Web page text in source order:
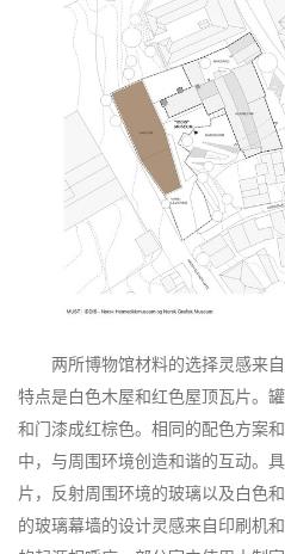
两所博物馆材料的选择灵感来自
特点是白色木屋和红色屋顶瓦片。
和门漆成红棕色。相同的配色方案
中，与周围环境创造和谐的互动。
片，反射周围环境的玻璃以及白色
的玻璃幕墙的设计灵感来自印刷机